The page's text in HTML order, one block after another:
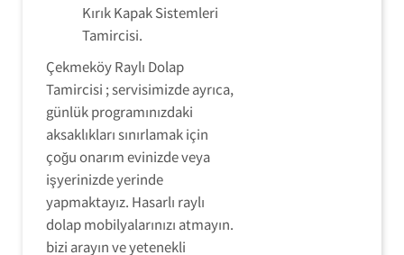
Kırık Kapak Sistemleri
Tamircisi.
Çekmeköy Raylı Dolap
Tamircisi ; servisimizde ayrıca,
günlük programınızdaki
aksaklıkları sınırlamak için
çoğu onarım evinizde veya
işyerinizde yerinde
yapmaktayız. Hasarlı raylı
dolap mobilyalarınızı atmayın.
bizi arayın ve yetenekli